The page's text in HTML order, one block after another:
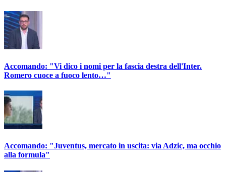
Accomando: "Vi dico i nomi per la fascia destra dell'Inter.
Romero cuoce a fuoco lento…"
Accomando: "Juventus, mercato in uscita: via Adzic, ma occhio
alla formula"